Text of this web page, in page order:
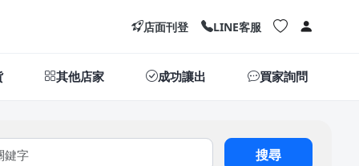
店面刊登 LINE客服
其他店家 成功讓出 買家詢問
搜尋